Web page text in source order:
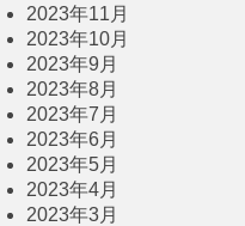
2023年11月
2023年10月
2023年9月
2023年8月
2023年7月
2023年6月
2023年5月
2023年4月
2023年3月